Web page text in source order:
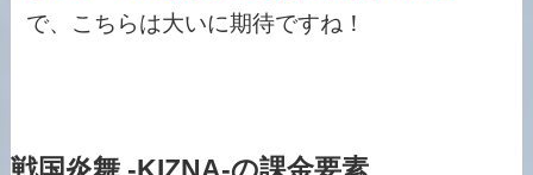
で、こちらは大いに期待ですね！